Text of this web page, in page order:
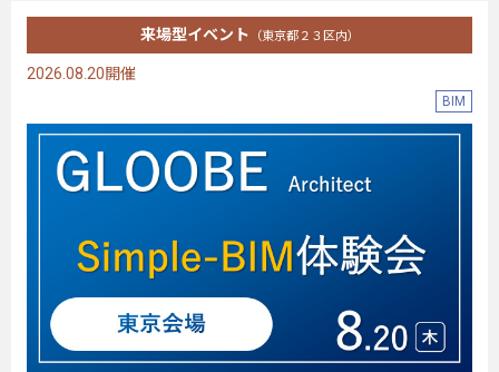
来場型イベント （東京都２３区内）
2026.08.20開催
BIM